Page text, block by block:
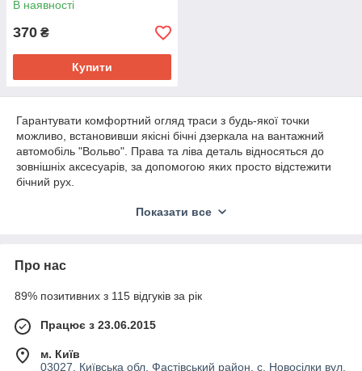
В наявності
370 ₴
Купити
Гарантувати комфортний огляд траси з будь-якої точки
можливо, встановивши якісні бічні дзеркала на вантажний
автомобіль "Вольво". Права та ліва деталь відносяться до
зовнішніх аксесуарів, за допомогою яких просто відстежити
бічний рух.
дзеркала з підігрівом та без на автомобіль Volvo FH12, FH13.
високою якістю.
підігрівом на «Вольво ФН 12, ФН13»
Показати все
Про нас
89% позитивних з 115 відгуків за рік
Працює з 23.06.2015
м. Київ
03027, Київська обл. Фастівський район, с. Новосілки вул.